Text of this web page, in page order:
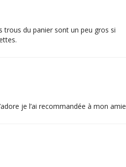
trous du panier sont un peu gros si
je l’ai recommandée à mon amie